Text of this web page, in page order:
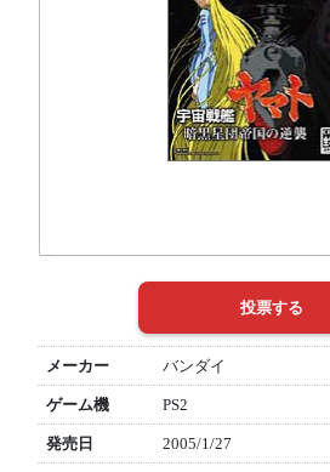
メーカー バンダイ
ゲーム機 PS2
発売日 2005/1/27